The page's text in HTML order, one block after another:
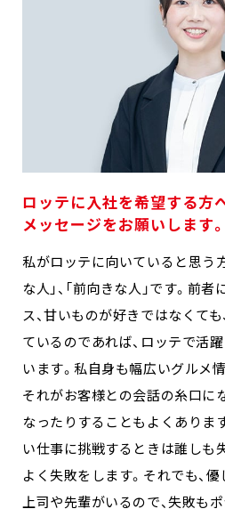
ロッテに入社を希望する方
メッセージをお願いします。
私がロッテに向いていると思う
な人」、「前向きな人」です。前
ス、甘いものが好きではなくて
ているのであれば、ロッテで活
います。私自身も幅広いグルメ
それがお客様との会話の糸口に
なったりすることもよくありま
い仕事に挑戦するときは誰しも
よく失敗をします。それでも、
上司や先輩がいるので、失敗も